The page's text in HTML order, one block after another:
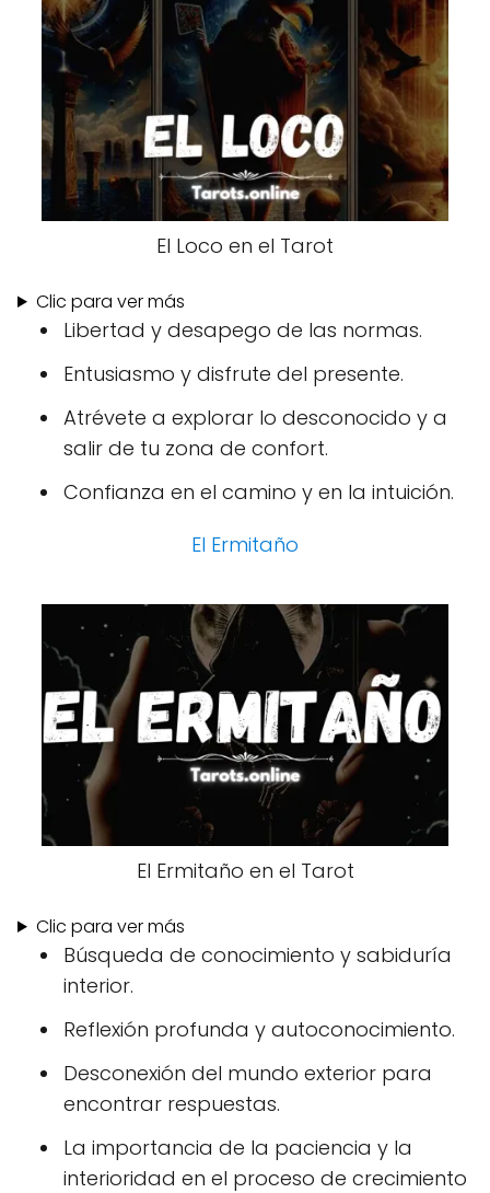
El Loco en el Tarot
Clic para ver más
Libertad y desapego de las normas.
Entusiasmo y disfrute del presente.
Atrévete a explorar lo desconocido y a
salir de tu zona de confort.
Confianza en el camino y en la intuición.
El Ermitaño
El Ermitaño en el Tarot
Clic para ver más
Búsqueda de conocimiento y sabiduría
interior.
Reflexión profunda y autoconocimiento.
Desconexión del mundo exterior para
encontrar respuestas.
La importancia de la paciencia y la
interioridad en el proceso de crecimiento